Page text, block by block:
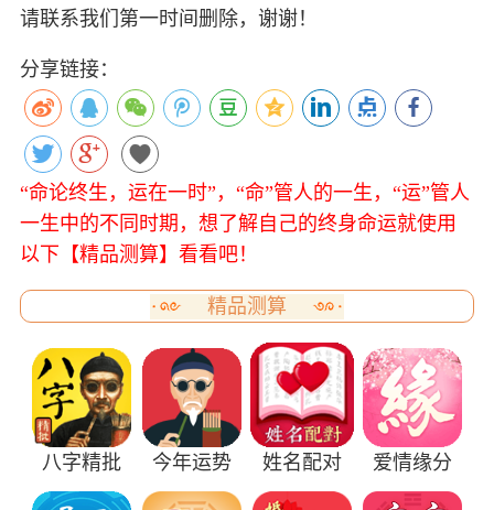
请联系我们第一时间删除，谢谢！
分享链接：
“命论终生，运在一时”，“命”管人的一生，“运”管人
一生中的不同时期，想了解自己的终身命运就使用
以下【精品测算】看看吧！
精品测算
八字精批 今年运势 姓名配对 爱情缘分